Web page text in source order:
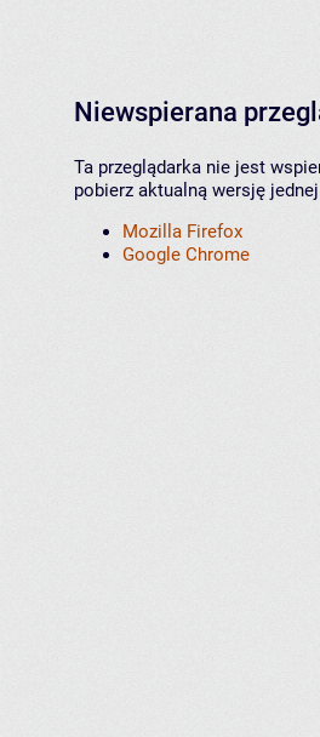
Niewspierana
Ta przeglądarka nie jest
pobierz aktualną wersję
Mozilla Firefox
Google Chrome